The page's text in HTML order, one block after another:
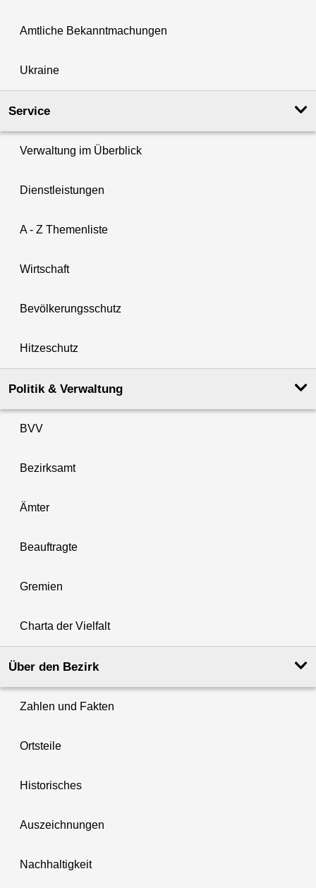
Amtliche Bekanntmachungen
Ukraine
Service
Verwaltung im Überblick
Dienstleistungen
A - Z Themenliste
Wirtschaft
Bevölkerungsschutz
Hitzeschutz
Politik & Verwaltung
BVV
Bezirksamt
Ämter
Beauftragte
Gremien
Charta der Vielfalt
Über den Bezirk
Zahlen und Fakten
Ortsteile
Historisches
Auszeichnungen
Nachhaltigkeit